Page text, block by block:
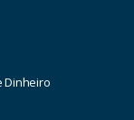
Dinheiro